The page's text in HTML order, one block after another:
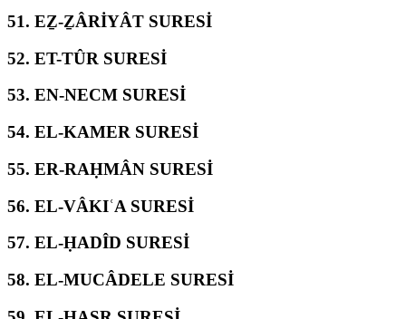
51. EẔ-ẔÂRİYÂT SURESİ
52. ET-TÛR SURESİ
53. EN-NECM SURESİ
54. EL-KAMER SURESİ
55. ER-RAḤMÂN SURESİ
56. EL-VÂKIʿA SURESİ
57. EL-ḤADÎD SURESİ
58. EL-MUCÂDELE SURESİ